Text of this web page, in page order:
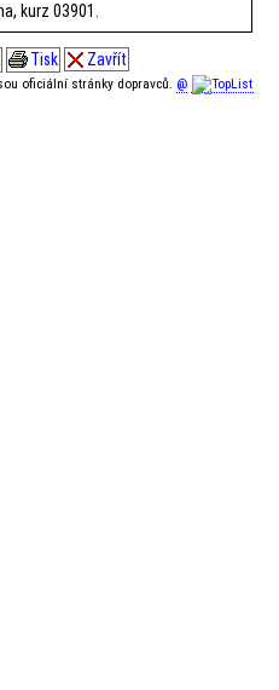
kurz 03901.
Tisk Zavřít
oficiální stránky dopravců. @